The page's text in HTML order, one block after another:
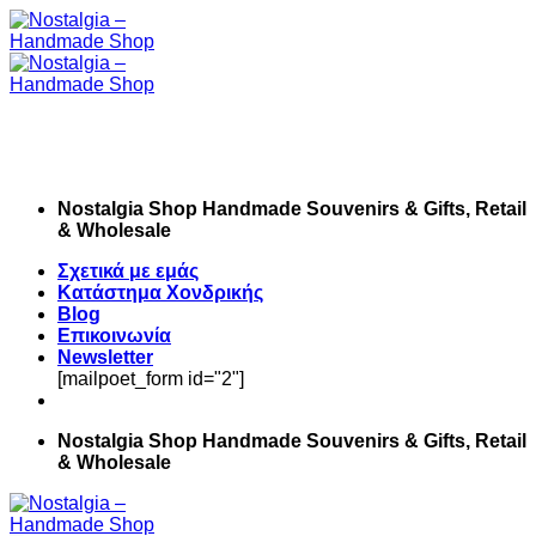
Skip
to
content
Nostalgia Shop Handmade Souvenirs & Gifts, Retail
& Wholesale
Σχετικά με εμάς
Κατάστημα Χονδρικής
Blog
Επικοινωνία
Newsletter
[mailpoet_form id="2"]
Nostalgia Shop Handmade Souvenirs & Gifts, Retail
& Wholesale